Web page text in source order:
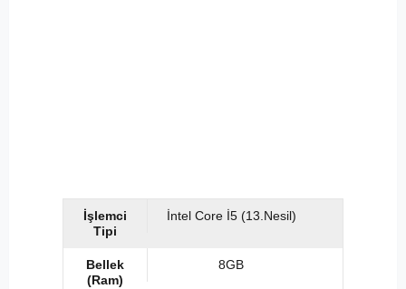
İşlemci
Tipi
İntel Core İ5 (13.Nesil)
Bellek
(Ram)
8GB